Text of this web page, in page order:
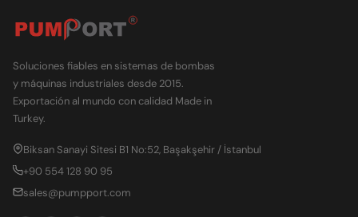
Soluciones fiables en sistemas de bombas
y máquinas industriales desde 2015.
Exportación al mundo con calidad Made in
Turkey.
Biksan Sanayi Sitesi B1 No:52, Başakşehir / İstanbul
+90 554 128 90 95
sales@pumpport.com